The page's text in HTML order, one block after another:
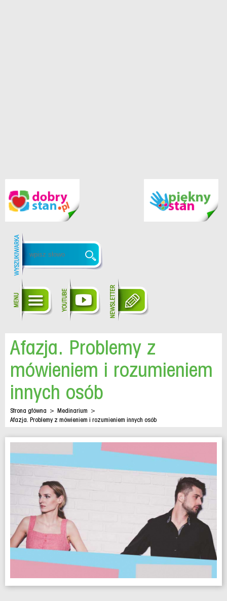
Afazja. Problemy z
mówieniem i rozumieniem
innych osób
Strona główna > Medinarium >
Afazja. Problemy z mówieniem i rozumieniem innych osób